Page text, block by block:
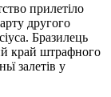
прилетіло
другого
Бразилець
край штрафного
залетів у